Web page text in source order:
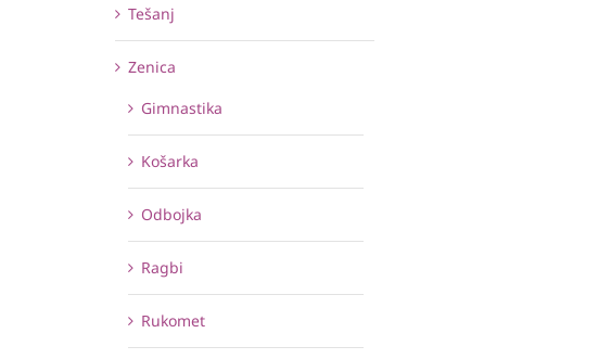
Tešanj
Zenica
Gimnastika
Košarka
Odbojka
Ragbi
Rukomet